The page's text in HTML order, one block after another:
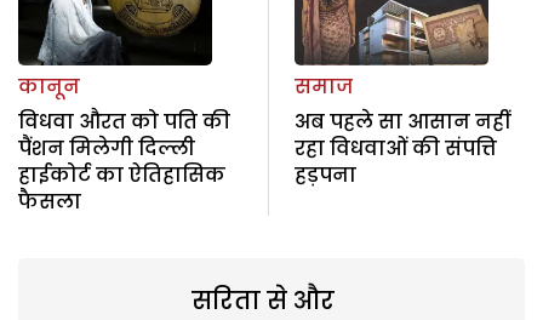
कानून
विधवा औरत को पति की
पैंशन मिलेगी दिल्ली
हाईकोर्ट का ऐतिहासिक
फैसला
समाज
अब पहले सा आसान नहीं
रहा विधवाओं की संपत्ति
हड़पना
सरिता से और